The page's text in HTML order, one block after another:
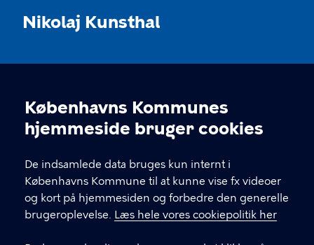
Cookieindstillinger
Københavns Kommunes
hjemmeside bruger cookies
De indsamlede data bruges kun internt i
Københavns Kommune til at kunne vise fx videoer
og kort på hjemmesiden og forbedre den generelle
brugeroplevelse. Læs hele vores cookiepolitik her
Nikolaj Kunsthal
Nikolaj Plads 10, 1067 København
nikolajkunsthal@kff.kk.dk
EAN: 5798009780331
LINKS